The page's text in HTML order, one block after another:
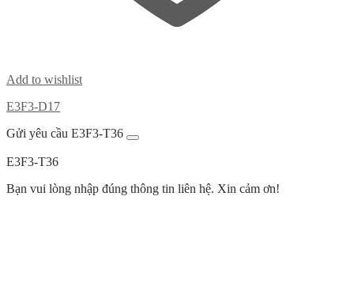
Add to wishlist
E3F3-D17
Gửi yêu cầu E3F3-T36
E3F3-T36
Bạn vui lòng nhập đúng thông tin liên hệ. Xin cảm ơn!